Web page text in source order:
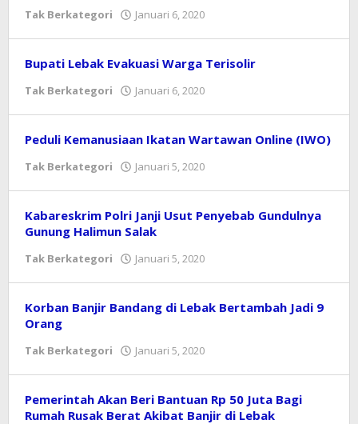
Tak Berkategori Januari 6, 2020
Bupati Lebak Evakuasi Warga Terisolir
Tak Berkategori Januari 6, 2020
Peduli Kemanusiaan Ikatan Wartawan Online (IWO)
Tak Berkategori Januari 5, 2020
Kabareskrim Polri Janji Usut Penyebab Gundulnya
Gunung Halimun Salak
Tak Berkategori Januari 5, 2020
Korban Banjir Bandang di Lebak Bertambah Jadi 9
Orang
Tak Berkategori Januari 5, 2020
Pemerintah Akan Beri Bantuan Rp 50 Juta Bagi
Rumah Rusak Berat Akibat Banjir di Lebak